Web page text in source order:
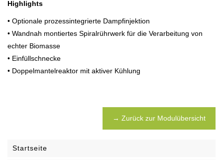
Highlights
• Optionale prozessintegrierte Dampfinjektion
• Wandnah montiertes Spiralrührwerk für die Verarbeitung von
echter Biomasse
• Einfüllschnecke
• Doppelmantelreaktor mit aktiver Kühlung
→ Zurück zur Modulübersicht
Startseite